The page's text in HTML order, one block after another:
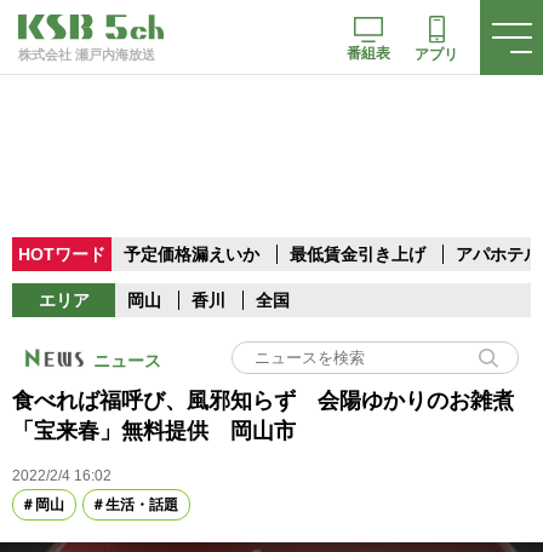
株式会社 瀬戸内海放送 番組表 アプリ
HOTワード 予定価格漏えいか 最低賃金引き上げ アパホテル
エリア 岡山 香川 全国
ニュース
食べれば福呼び、風邪知らず 会陽ゆかりのお雑煮
「宝来春」無料提供 岡山市
2022/2/4 16:02
岡山
生活・話題